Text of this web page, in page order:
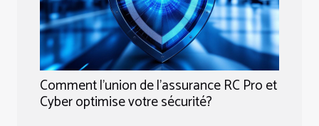
Comment l'union de l'assurance RC Pro et
Cyber optimise votre sécurité?